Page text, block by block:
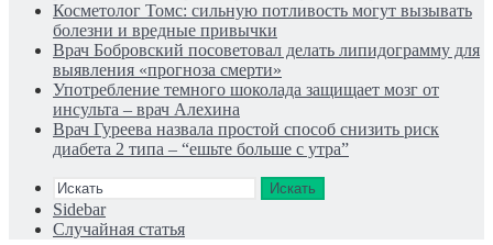
Косметолог Томс: сильную потливость могут вызывать
болезни и вредные привычки
Врач Бобровский посоветовал делать липидограмму для
выявления «прогноза смерти»
Употребление темного шоколада защищает мозг от
инсульта – врач Алехина
Врач Гуреева назвала простой способ снизить риск
диабета 2 типа – “ешьте больше с утра”
Искать
Sidebar
Случайная статья